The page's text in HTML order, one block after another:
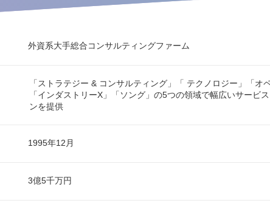
外資系大手総合コンサルティングファーム
「ストラテジー & コンサルティング」「 テクノロジー」「オ
「インダストリーX」「ソング」の5つの領域で幅広いサービ
ンを提供
1995年12月
3億5千万円